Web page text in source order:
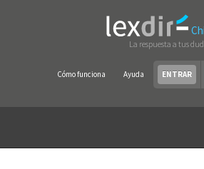
La respuesta a tus
Cómo funciona Ayuda ENTRAR